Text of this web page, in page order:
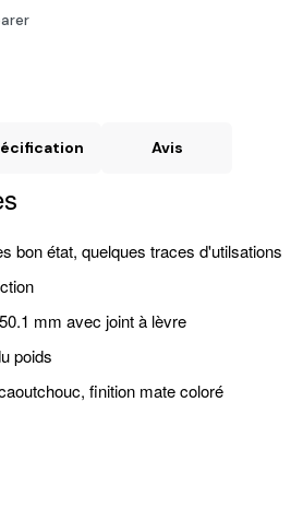
Avis
bon état, quelques traces d'utilsations
mm avec joint à lèvre
poids
finition mate coloré